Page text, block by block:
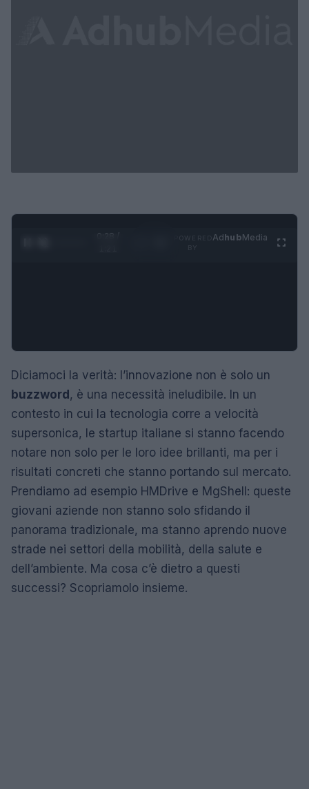
0:29 /
AdhubMedia
Diciamoci la verità: l’innovazione non è solo un
buzzword , è una necessità ineludibile. In un
contesto in cui la tecnologia corre a velocità
supersonica, le startup italiane si stanno facendo
notare non solo per le loro idee brillanti, ma per i
risultati concreti che stanno portando sul mercato.
Prendiamo ad esempio HMDrive e MgShell: queste
giovani aziende non stanno solo sfidando il
panorama tradizionale, ma stanno aprendo nuove
strade nei settori della mobilità, della salute e
dell’ambiente. Ma cosa c’è dietro a questi
successi? Scopriamolo insieme.